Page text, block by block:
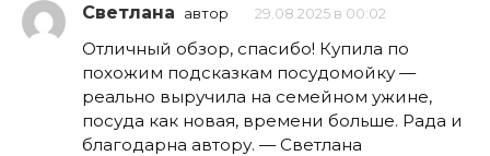
Светлана автор 29.08.2025 в 00:02
Отличный обзор, спасибо! Купила по
похожим подсказкам посудомойку —
реально выручила на семейном ужине,
посуда как новая, времени больше. Рада и
благодарна автору. — Светлана